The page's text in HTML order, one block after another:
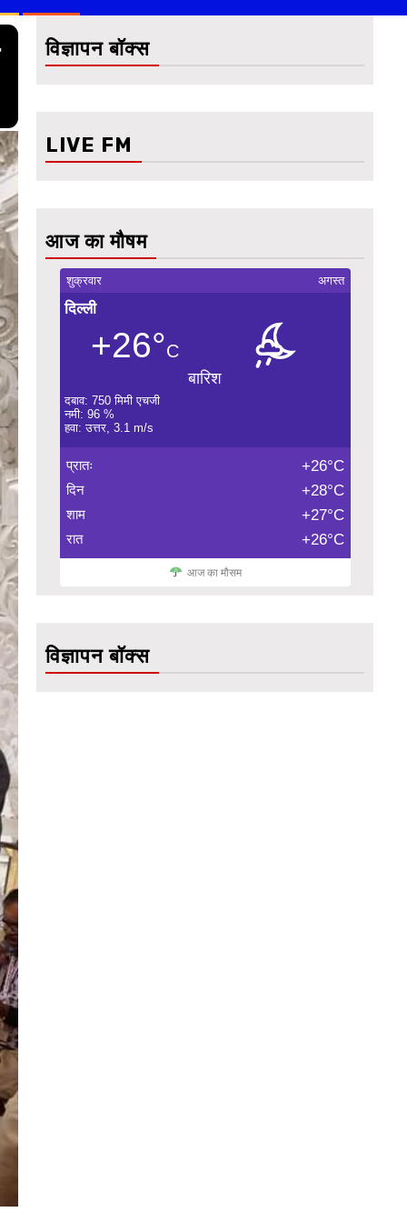
विज्ञापन बॉक्स
LIVE FM
आज का मौषम
शुक्रवार अगस्त
दिल्ली
+26°C
बारिश
दबाव: 750 मिमी एचजी
नमी: 96 %
हवा: उत्तर, 3.1 m/s
प्रातः +26°C
दिन +28°C
शाम +27°C
रात +26°C
आज का मौसम
विज्ञापन बॉक्स